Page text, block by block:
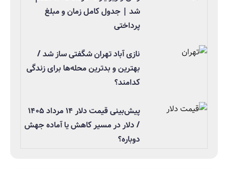
شد | جدول کامل زمان و مبلغ
پرداختی
نازی آباد تهران شگفتی ساز شد /
بهترین و بدترین محله‌ها برای زندگی
کدامند؟
پیش‌بینی قیمت دلار ۱۴ مرداد ۱۴۰۵
/ دلار در مسیر کاهش یا آماده جهش
دوباره؟